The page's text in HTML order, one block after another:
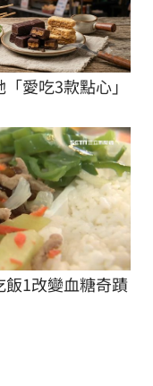
愛吃3款點心」
1改變血糖奇蹟